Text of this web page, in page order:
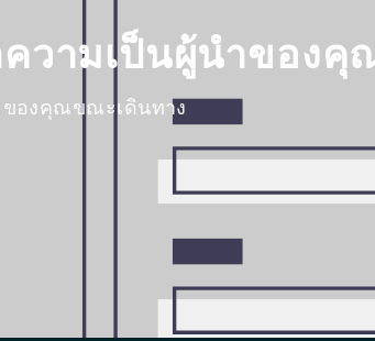
ความเป็นผู้นำของ
องคุณขณะเดินทาง